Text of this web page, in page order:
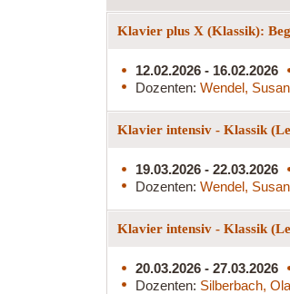
Klavier plus X (Klassik):
12.02.2026 - 16.02.2026
Dozenten: Wendel,
Klavier intensiv - Klassik
19.03.2026 - 22.03.2026
Dozenten: Wendel,
Klavier intensiv - Klassik
20.03.2026 - 27.03.2026
Dozenten: Silberbach,